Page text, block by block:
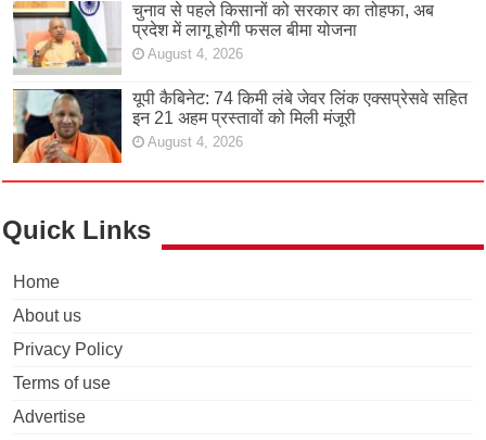
चुनाव से पहले किसानों को सरकार का तोहफा, अब
प्रदेश में लागू होगी फसल बीमा योजना
August 4, 2026
यूपी कैबिनेट: 74 किमी लंबे जेवर लिंक एक्सप्रेसवे सहित
इन 21 अहम प्रस्तावों को मिली मंजूरी
August 4, 2026
Quick Links
Home
About us
Privacy Policy
Terms of use
Advertise